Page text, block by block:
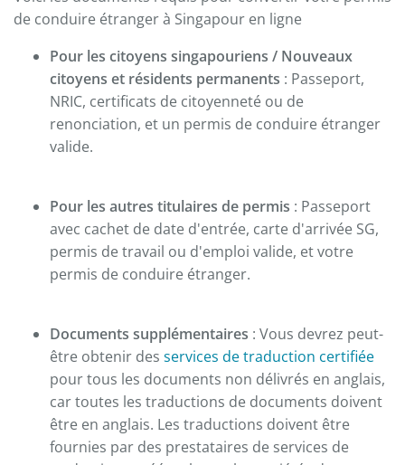
de conduire étranger à Singapour en ligne
Pour les citoyens singapouriens / Nouveaux
citoyens et résidents permanents : Passeport,
NRIC, certificats de citoyenneté ou de
renonciation, et un permis de conduire étranger
valide.
Pour les autres titulaires de permis : Passeport
avec cachet de date d'entrée, carte d'arrivée SG,
permis de travail ou d'emploi valide, et votre
permis de conduire étranger.
Documents supplémentaires : Vous devrez peut-
être obtenir des services de traduction certifiée
pour tous les documents non délivrés en anglais,
car toutes les traductions de documents doivent
être en anglais. Les traductions doivent être
fournies par des prestataires de services de